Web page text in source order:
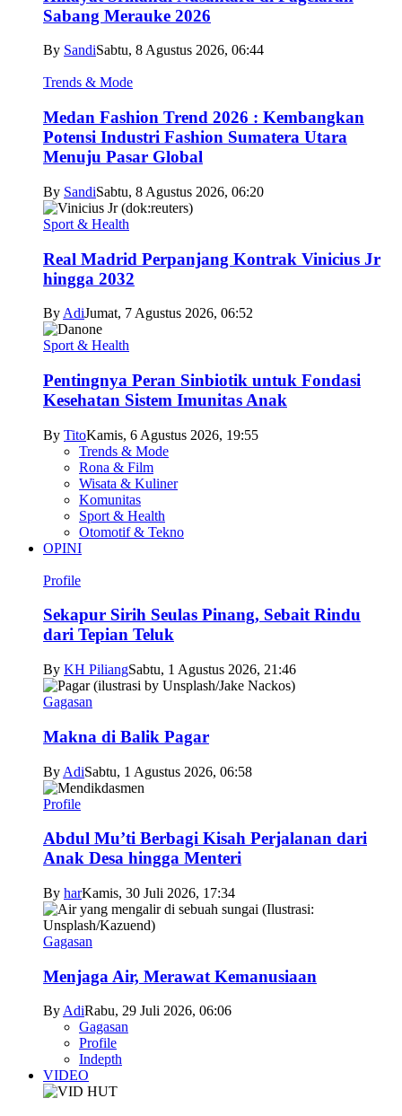
Sabang Merauke 2026
By SandiSabtu, 8 Agustus 2026, 06:44
Trends & Mode
Medan Fashion Trend 2026 : Kembangkan
Potensi Industri Fashion Sumatera Utara
Menuju Pasar Global
By SandiSabtu, 8 Agustus 2026, 06:20
Sport & Health
Real Madrid Perpanjang Kontrak Vinicius Jr
hingga 2032
By AdiJumat, 7 Agustus 2026, 06:52
Sport & Health
Pentingnya Peran Sinbiotik untuk Fondasi
Kesehatan Sistem Imunitas Anak
By TitoKamis, 6 Agustus 2026, 19:55
Trends & Mode
Rona & Film
Wisata & Kuliner
Komunitas
Sport & Health
Otomotif & Tekno
OPINI
Profile
Sekapur Sirih Seulas Pinang, Sebait Rindu
dari Tepian Teluk
By KH PiliangSabtu, 1 Agustus 2026, 21:46
Gagasan
Makna di Balik Pagar
By AdiSabtu, 1 Agustus 2026, 06:58
Profile
Abdul Mu’ti Berbagi Kisah Perjalanan dari
Anak Desa hingga Menteri
By harKamis, 30 Juli 2026, 17:34
Gagasan
Menjaga Air, Merawat Kemanusiaan
ByAdiRabu, 29 Juli 2026, 06:06
Gagasan
Profile
Indepth
VIDEO